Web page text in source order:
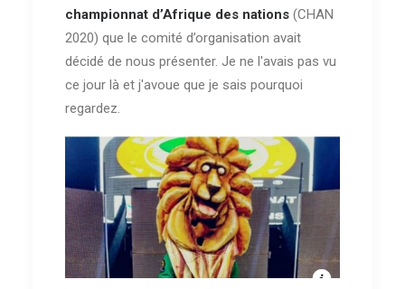
championnat d’Afrique des nations (CHAN
2020) que le comité d’organisation avait
décidé de nous présenter. Je ne l'avais pas vu
ce jour là et j'avoue que je sais pourquoi
regardez.